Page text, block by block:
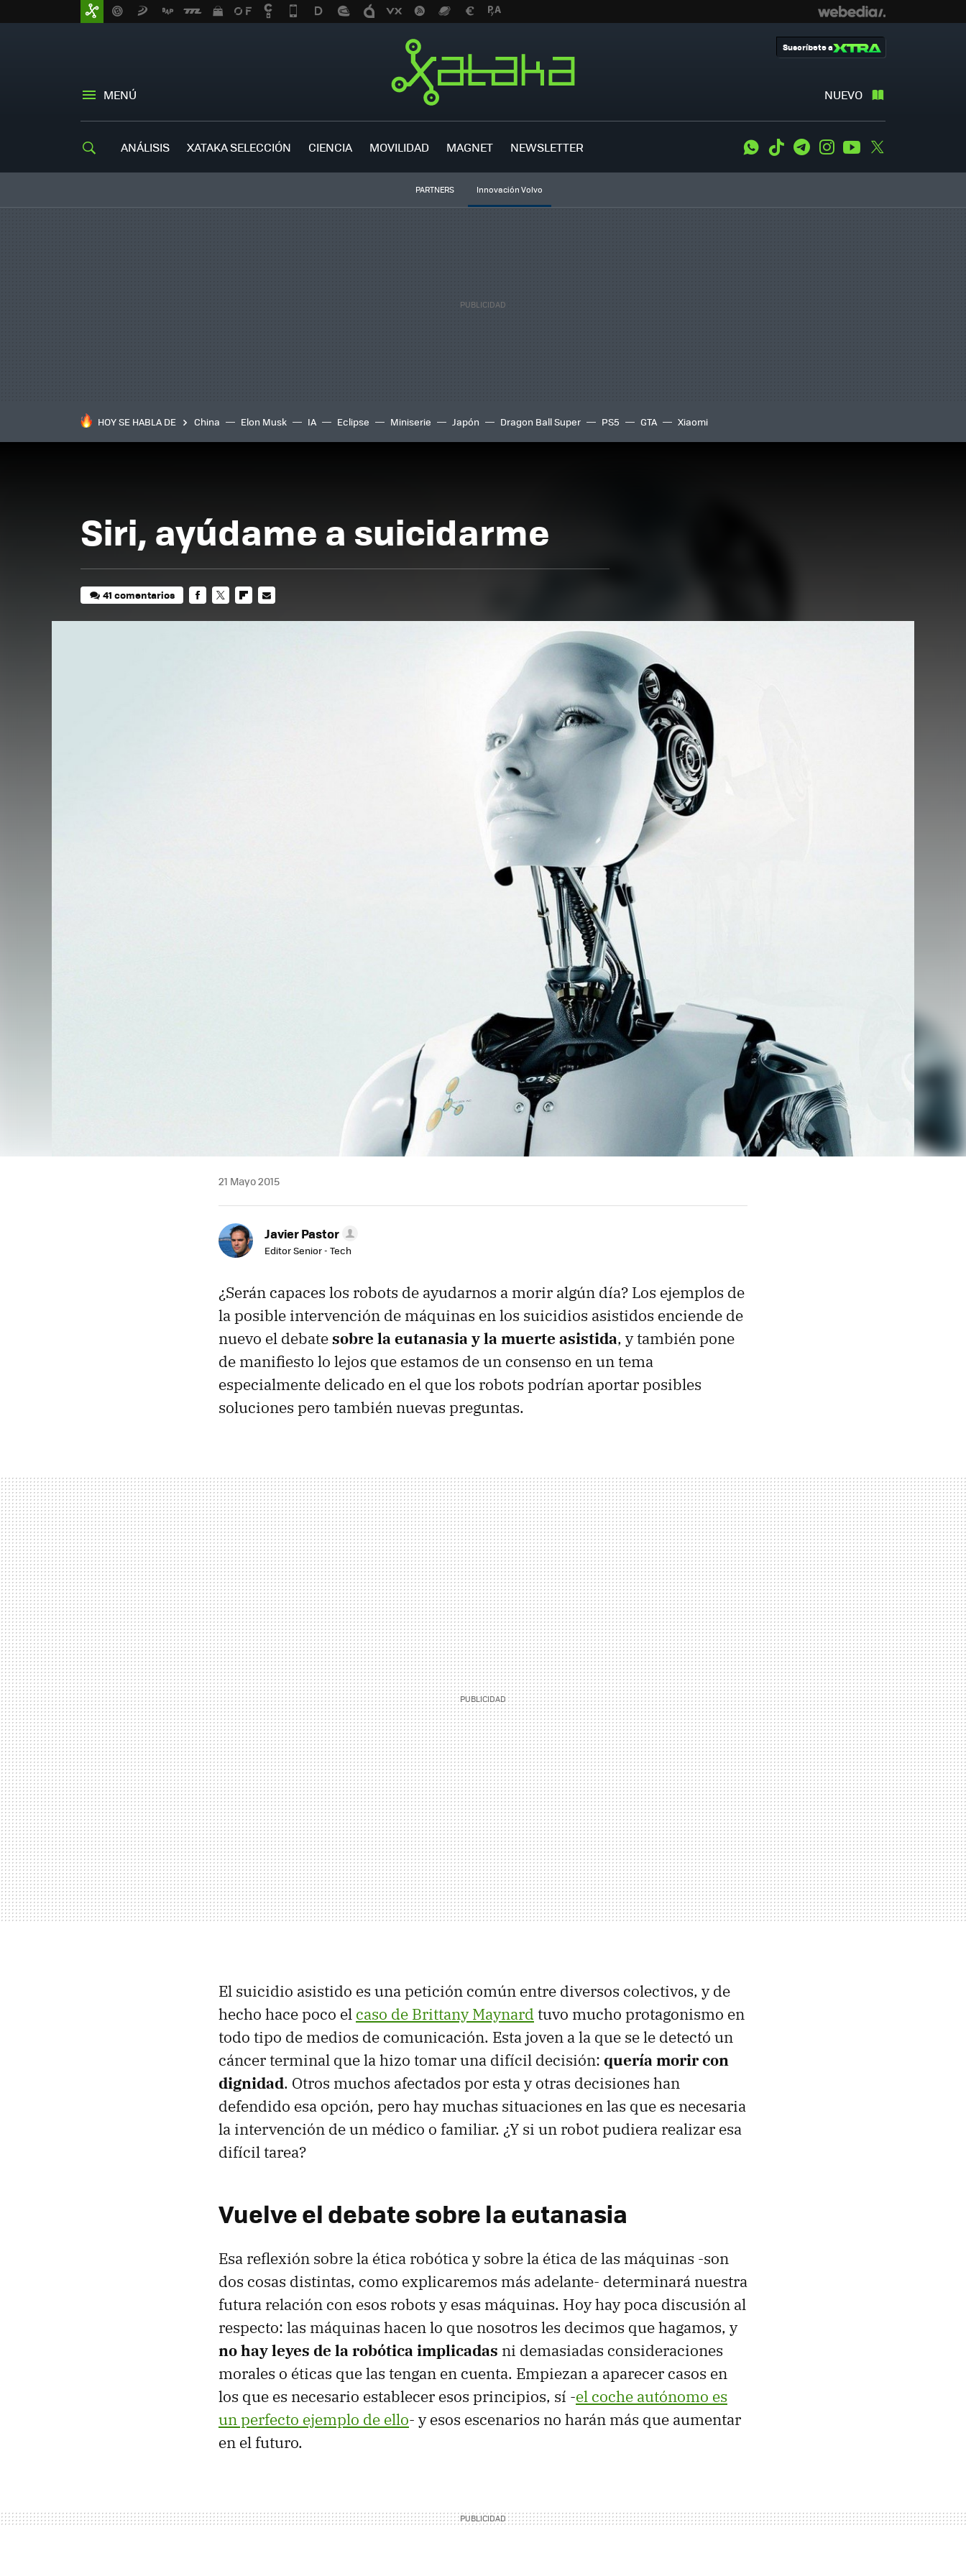
MENÚ NUEVO
Suscríbete a
ANÁLISIS XATAKA SELECCIÓN CIENCIA MOVILIDAD MAGNET NEWSLETTER WhatsApp
Tiktok TelegramInstagramYoutube
PARTNERS Innovación Volvo
HOY SE HABLA DE China Elon Musk IA Eclipse Miniserie Japón Dragon Ball Super PS5 GTA Xiaomi
Siri, ayúdame a suicidarme
41 comentarios
21 Mayo 2015
Javier Pastor
Editor Senior - Tech
¿Serán capaces los robots de ayudarnos a morir algún día? Los ejemplos de
la posible intervención de máquinas en los suicidios asistidos enciende de
nuevo el debatesobre la eutanasia y la muerte asistida, y también pone
de manifiesto lo lejos que estamos de un consenso en un tema
especialmente delicado en el que los robots podrían aportar posibles
soluciones pero también nuevas preguntas.
El suicidio asistido es una petición común entre diversos colectivos, y de
hecho hace poco el caso de Brittany Maynard tuvo mucho protagonismo en
todo tipo de medios de comunicación. Esta joven a la que se le detectó un
cáncer terminal que la hizo tomar una difícil decisión: quería morir con
dignidad. Otros muchos afectados por esta y otras decisiones han
defendido esa opción, pero hay muchas situaciones en las que es necesaria
la intervención de un médico o familiar. ¿Y si un robot pudiera realizar esa
difícil tarea?
Vuelve el debate sobre la eutanasia
Esa reflexión sobre la ética robótica y sobre la ética de las máquinas -son
dos cosas distintas, como explicaremos más adelante- determinará nuestra
futura relación con esos robots y esas máquinas. Hoy hay poca discusión al
respecto: las máquinas hacen lo que nosotros les decimos que hagamos, y
no hay leyes de la robótica implicadas ni demasiadas consideraciones
morales o éticas que las tengan en cuenta. Empiezan a aparecer casos en
los que es necesario establecer esos principios, sí -el coche autónomo es
un perfecto ejemplo de ello- y esos escenarios no harán más que aumentar
en el futuro.